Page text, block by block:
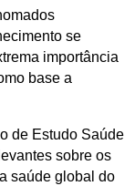
se
importância
base a
de Estudo Saúde
sobre os
saúde global do